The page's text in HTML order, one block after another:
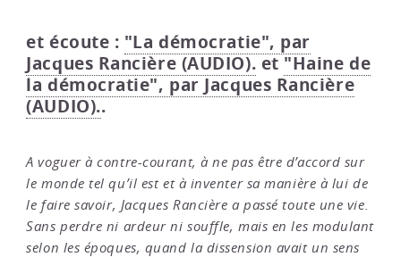
et écoute : "La démocratie", par
Jacques Rancière (AUDIO). et "Haine de
la démocratie", par Jacques Rancière
(AUDIO)..
A voguer à contre-courant, à ne pas être d’accord sur
le monde tel qu’il est et à inventer sa manière à lui de
le faire savoir, Jacques Rancière a passé toute une vie.
Sans perdre ni ardeur ni souffle, mais en les modulant
selon les époques, quand la dissension avait un sens